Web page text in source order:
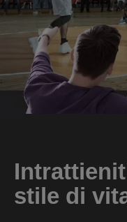
stile di